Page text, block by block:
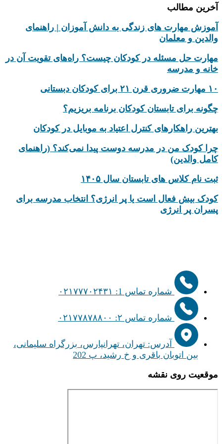
آخرین مطالب
آموزش مهارت های زندگی به دانش‌ آموزان | راهنمای
والدین و معلمان
مهارت حل مسئله در کودکان چیست؟ راه‌های تقویت آن در
خانه و مدرسه
۱۰ مهارت ضروری قرن ۲۱ برای کودکان دبستانی
چگونه برای تابستان کودکان برنامه بریزیم؟
بهترین راهکارهای کنترل اعتیاد به موبایل در کودکان
چرا کودک من در مدرسه دوست پیدا نمی‌کند؟ (راهنمای
کامل والدین)
ثبت نام کلاس های تابستان سال ۱۴۰۵
کودک بیش‌ فعال است یا پر انرژی؟ انتخاب مدرسه برای
پسران پر انرژی
شماره تماس 1: ۰۲۱۷۷۷۰۲۴۳۱
شماره تماس ۲: ۰۲۱۷۷۸۷۸۸۰۰
آدرس: تهران، تهرانپارس، بزرگراه سلیمانی،
بین اتوبان باقری و خ رشید، پ 202
موقعیت روی نقشه